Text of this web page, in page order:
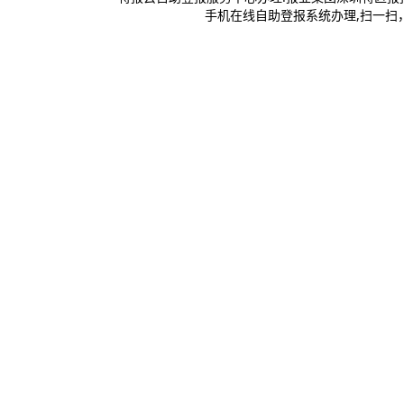
手机在线自助登报系统办理,扫一